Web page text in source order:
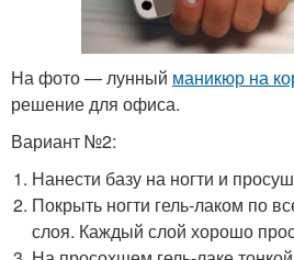
На фото — лунный маникюр на
решение для офиса.
Вариант №2:
Нанести базу на ногти и
Покрыть ногти гель-лаком по
слоя. Каждый слой хорошо